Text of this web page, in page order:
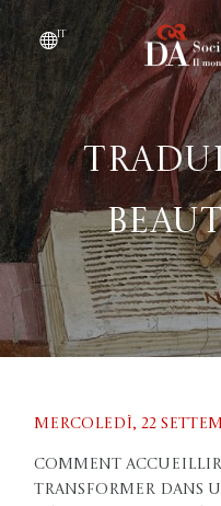
it
DIVENTARE SOCIO
CHI SIAMO?
EVENTI
CONVENZIONI
Mercoledì, 22
Comment
transformer dans